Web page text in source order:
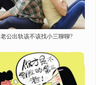
老公出轨该不该找小三聊聊?